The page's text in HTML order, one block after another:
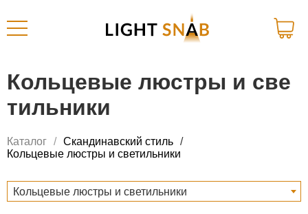
Кольцевые люстры и све
тильники
Каталог
Скандинавский стиль
Кольцевые люстры и светильники
Кольцевые люстры и светильники